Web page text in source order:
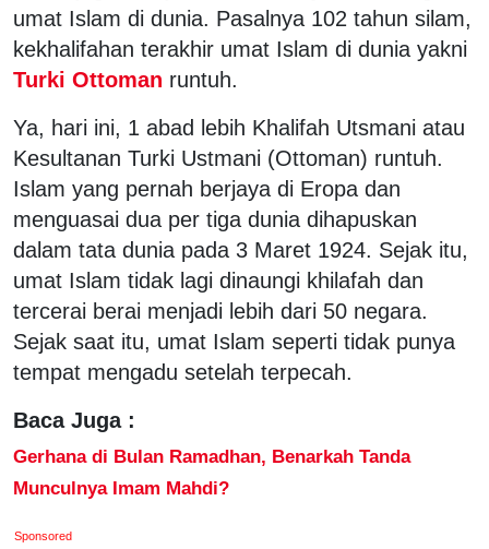
umat Islam di dunia. Pasalnya 102 tahun silam,
kekhalifahan terakhir umat Islam di dunia yakni
Turki Ottoman runtuh.
Ya, hari ini, 1 abad lebih Khalifah Utsmani atau
Kesultanan Turki Ustmani (Ottoman) runtuh.
Islam yang pernah berjaya di Eropa dan
menguasai dua per tiga dunia dihapuskan
dalam tata dunia pada 3 Maret 1924. Sejak itu,
umat Islam tidak lagi dinaungi khilafah dan
tercerai berai menjadi lebih dari 50 negara.
Sejak saat itu, umat Islam seperti tidak punya
tempat mengadu setelah terpecah.
Baca Juga :
Gerhana di Bulan Ramadhan, Benarkah Tanda
Munculnya Imam Mahdi?
Sponsored